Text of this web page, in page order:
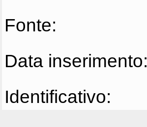
Fonte:
Data inserimento:
Identificativo: